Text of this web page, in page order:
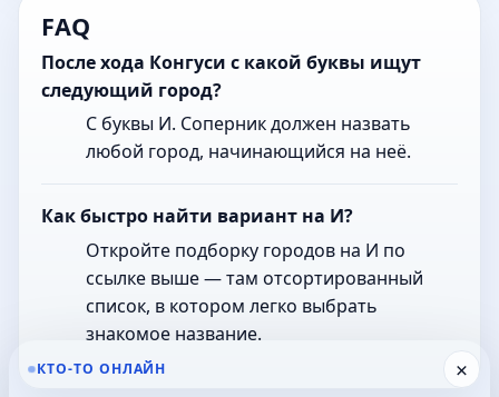
FAQ
После хода Конгуси с какой буквы ищут
следующий город?
С буквы И. Соперник должен назвать
любой город, начинающийся на неё.
Как быстро найти вариант на И?
Откройте подборку городов на И по
ссылке выше — там отсортированный
список, в котором легко выбрать
знакомое название.
×
КТО-ТО ОНЛАЙН